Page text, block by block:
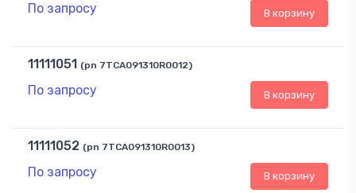
По запросу В корзину
11111051 (pn 7TCA091310R0012)
По запросу В корзину
11111052 (pn 7TCA091310R0013)
По запросу В корзину